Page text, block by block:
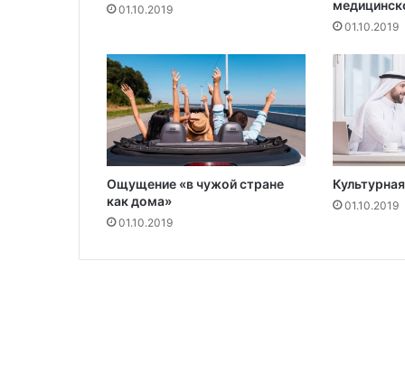
р
а
н
я
01.10.2019
01.10.2019
Ощущение «в чужой стране
как дома»
01.10.2019
01.10.2019